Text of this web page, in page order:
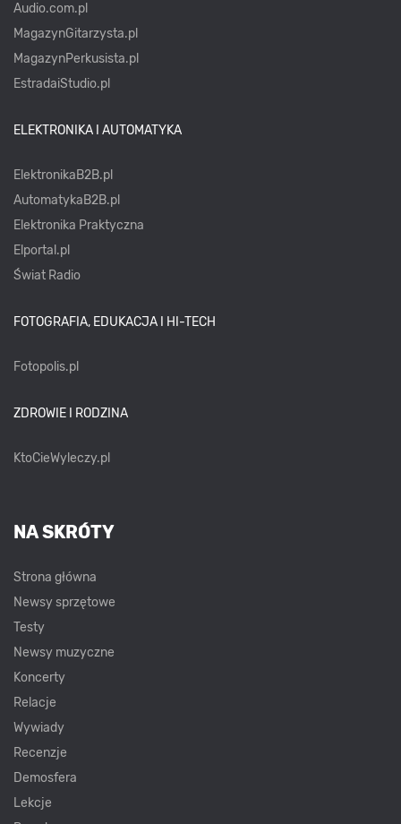
Audio.com.pl
MagazynGitarzysta.pl
MagazynPerkusista.pl
EstradaiStudio.pl
ELEKTRONIKA I AUTOMATYKA
ElektronikaB2B.pl
AutomatykaB2B.pl
Elektronika Praktyczna
Elportal.pl
Świat Radio
FOTOGRAFIA, EDUKACJA I HI-TECH
Fotopolis.pl
ZDROWIE I RODZINA
KtoCieWyleczy.pl
NA SKRÓTY
Strona główna
Newsy sprzętowe
Testy
Newsy muzyczne
Koncerty
Relacje
Wywiady
Recenzje
Demosfera
Lekcje